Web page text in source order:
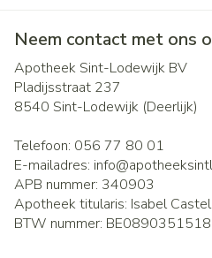
Neem contact met ons
Apotheek Sint-Lodewijk BV
Pladijsstraat 237
8540 Sint-Lodewijk (Deerlijk)
Telefoon: 056 77 80 01
E-mailadres: info@
APB nummer: 340903
Apotheek titularis: Isabel Castel
BTW nummer: BE0890351518